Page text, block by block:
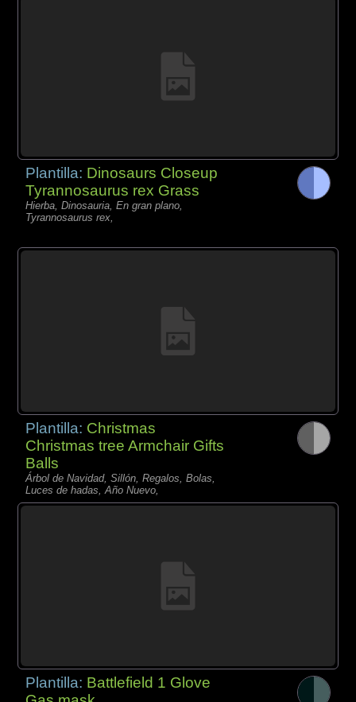
Plantilla: Dinosaurs Closeup
Tyrannosaurus rex Grass
Hierba, Dinosauria, En gran plano,
Tyrannosaurus rex,
Plantilla: Christmas
Christmas tree Armchair Gifts
Balls
Árbol de Navidad, Sillón, Regalos, Bolas,
Luces de hadas, Año Nuevo,
Plantilla: Battlefield 1 Glove